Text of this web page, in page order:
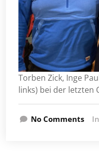
Torben Zick, Inge
links) bei der letzten
No Comments In